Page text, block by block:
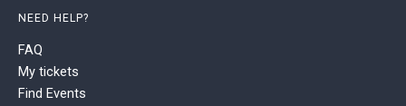
NEED HELP?
FAQ
My tickets
Find Events